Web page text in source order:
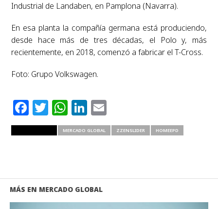
Industrial de Landaben, en Pamplona (Navarra).
En esa planta la compañía germana está produciendo,
desde hace más de tres décadas, el Polo y, más
recientemente, en 2018, comenzó a fabricar el T-Cross.
Foto: Grupo Volkswagen.
Facebook
Twitter
WhatsApp
LinkedIn
Email
MERCADO GLOBAL ZZENSLIDER HOMEEPD
MÁS EN MERCADO GLOBAL